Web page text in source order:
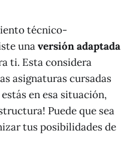
técnico-
unaversión adaptada
ti. Esta considera
asignaturas cursadas
en esa situación,
Puede que sea
tus posibilidades de